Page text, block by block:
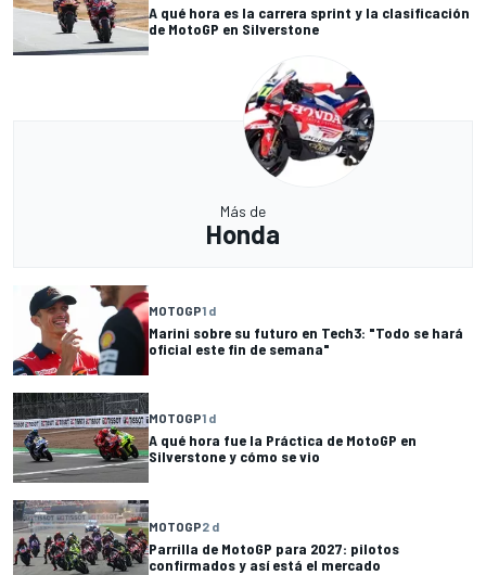
A qué hora es la carrera sprint y la clasificación
de MotoGP en Silverstone
Más de
Honda
MOTOGP1 d
Marini sobre su futuro en Tech3: "Todo se hará
oficial este fin de semana"
MOTOGP1 d
A qué hora fue la Práctica de MotoGP en
Silverstone y cómo se vio
MOTOGP2 d
Parrilla de MotoGP para 2027: pilotos
confirmados y así está el mercado